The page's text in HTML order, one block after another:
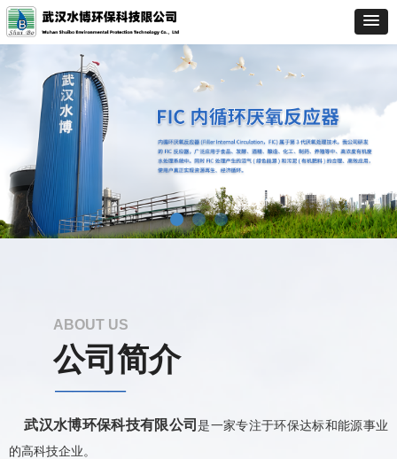
ABOUT US
公司简介
武汉水博环保科技有限公司是一家专注于环保达标和能源事业
的高科技企业。
————